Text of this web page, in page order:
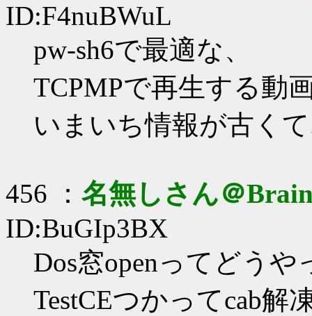
ID:F4nuBWuL
pw-sh6で最適な、
TCPMPで再生する動
いまいち情報が古く
456 ： 名無しさん＠
ID:BuGIp3BX
Dos窓openってどう
TestCEつかってcab